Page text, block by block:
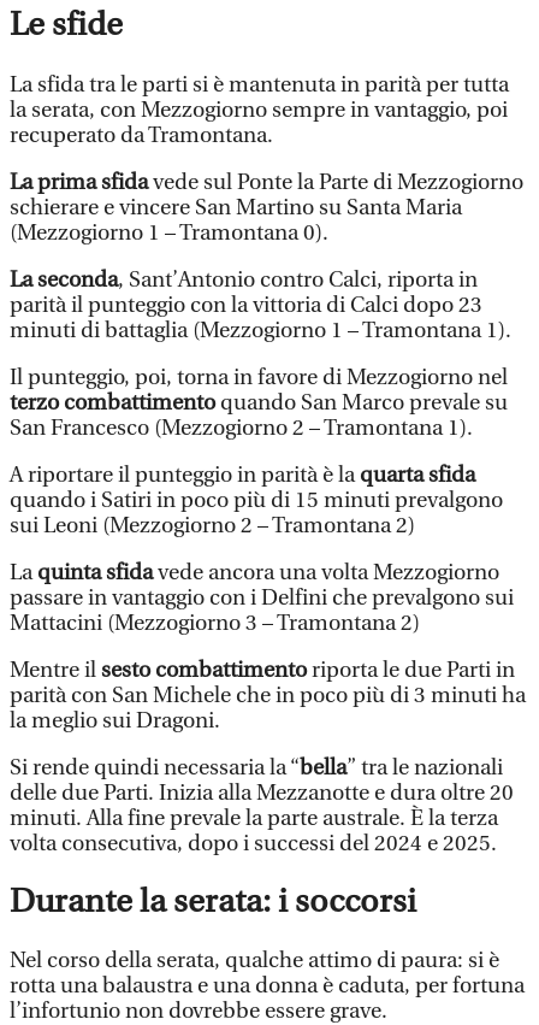
Le sfide
La sfida tra le parti si è mantenuta in parità per tutta
la serata, con Mezzogiorno sempre in vantaggio, poi
recuperato da Tramontana.
La prima sfidavede sul Ponte la Parte di Mezzogiorno
schierare e vincere San Martino su Santa Maria
(Mezzogiorno 1 – Tramontana 0).
La seconda, Sant’Antonio contro Calci, riporta in
parità il punteggio con la vittoria di Calci dopo 23
minuti di battaglia (Mezzogiorno 1 – Tramontana 1).
Il punteggio, poi, torna in favore di Mezzogiorno nel
terzo combattimentoquando San Marco prevale su
San Francesco (Mezzogiorno 2 – Tramontana 1).
A riportare il punteggio in parità è laquarta sfida
quando i Satiri in poco più di 15 minuti prevalgono
sui Leoni (Mezzogiorno 2 – Tramontana 2)
Laquinta sfidavede ancora una volta Mezzogiorno
passare in vantaggio con i Delfini che prevalgono sui
Mattacini (Mezzogiorno 3 – Tramontana 2)
Mentre ilsesto combattimentoriporta le due Parti in
parità con San Michele che in poco più di 3 minuti ha
la meglio sui Dragoni.
Si rende quindi necessaria la “bella” tra le nazionali
delle due Parti. Inizia alla Mezzanotte e dura oltre 20
minuti. Alla fine prevale la parte australe. È la terza
volta consecutiva, dopo i successi del 2024 e 2025.
Durante la serata: i soccorsi
Nel corso della serata, qualche attimo di paura: si è
rotta una balaustra e una donna è caduta, per fortuna
l’infortunio non dovrebbe essere grave.